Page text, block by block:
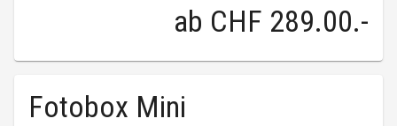
ab CHF 289.00.-
Fotobox Mini